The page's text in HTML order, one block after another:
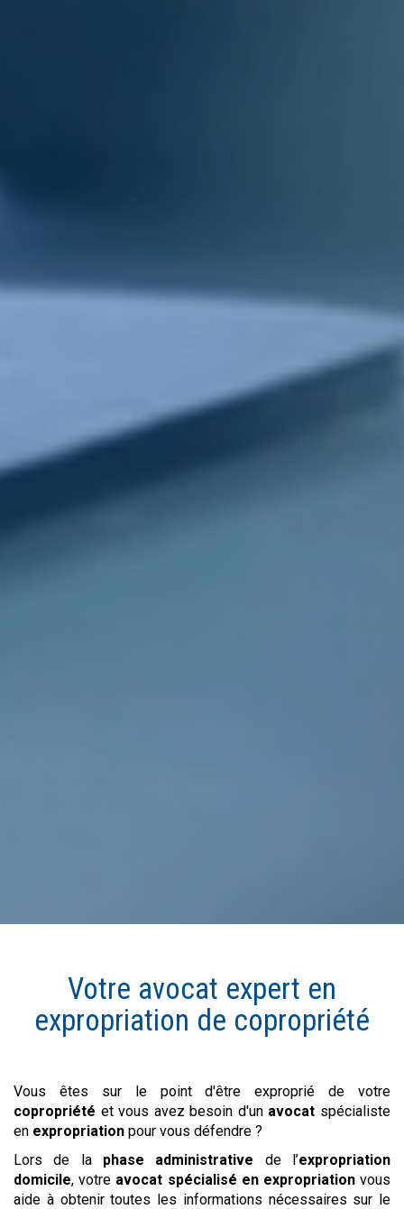
Votre avocat expert en
expropriation de copropriété
Vous êtes sur le point d'être exproprié de votre
copropriété et vous avez besoin d'un avocat spécialiste
en expropriation pour vous défendre ?
Lors de la phase administrative de l’expropriation
domicile, votre avocat spécialisé en expropriationvous
aide à obtenir toutes les informations nécessaires sur le